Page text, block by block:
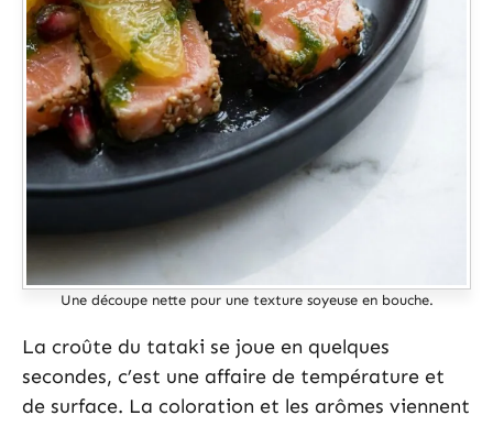
Une découpe nette pour une texture soyeuse en bouche.
La croûte du tataki se joue en quelques
secondes, c’est une affaire de température et
de surface. La coloration et les arômes viennent